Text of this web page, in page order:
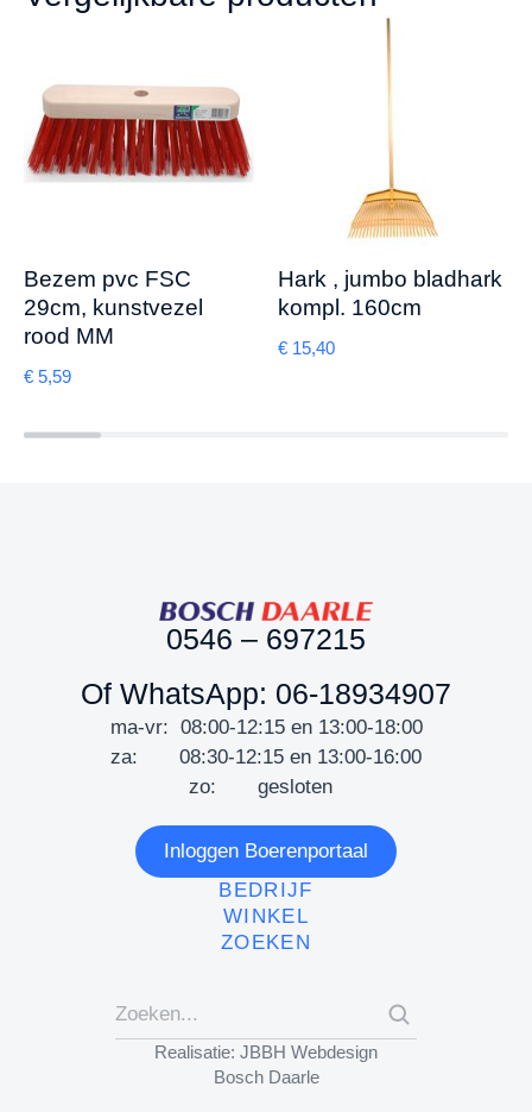
Bezem pvc FSC
29cm, kunstvezel
rood MM
€ 5,59
Hark , jumbo bladhark
kompl. 160cm
€ 15,40
0546 – 697215
Of WhatsApp: 06-18934907
ma-vr: 08:00-12:15 en 13:00-18:00
za: 08:30-12:15 en 13:00-16:00
zo: gesloten
Inloggen Boerenportaal
BEDRIJF
WINKEL
ZOEKEN
Realisatie: JBBH Webdesign
Bosch Daarle